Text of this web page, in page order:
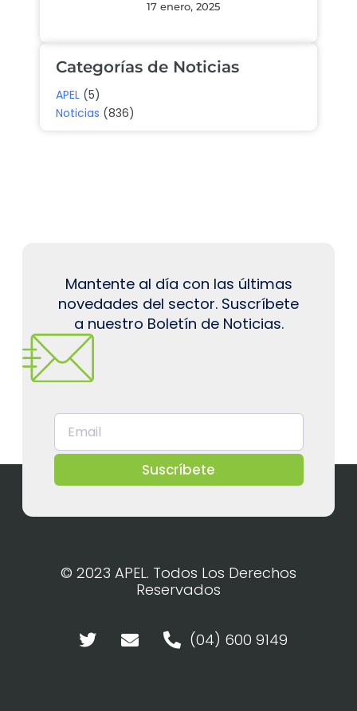
17 enero, 2025
Categorías de Noticias
APEL (5)
Noticias (836)
Mantente al día con las últimas
novedades del sector. Suscríbete
a nuestro Boletín de Noticias.
Suscríbete
© 2023 APEL. Todos Los Derechos
Reservados
(04) 600 9149